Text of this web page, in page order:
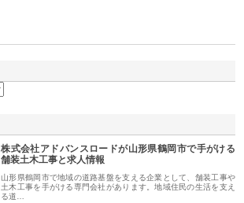
株式会社アドバンスロードが山形県鶴岡市で手がける
舗装土木工事と求人情報
山形県鶴岡市で地域の道路基盤を支える企業として、舗装工事や
土木工事を手がける専門会社があります。地域住民の生活を支え
る道…